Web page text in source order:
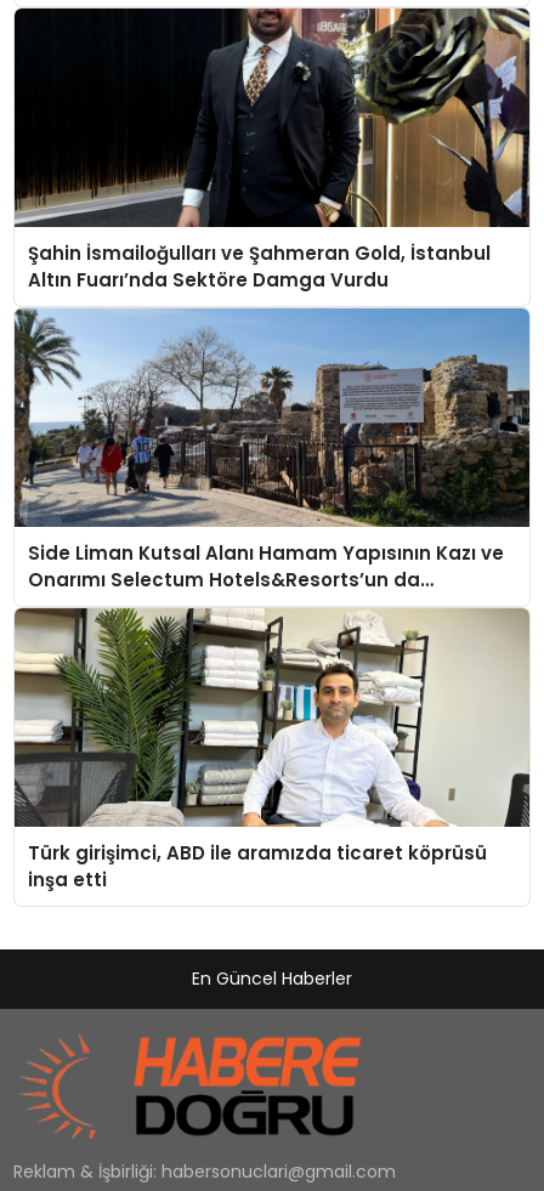
Şahin İsmailoğulları ve Şahmeran Gold, İstanbul
Altın Fuarı’nda Sektöre Damga Vurdu
Side Liman Kutsal Alanı Hamam Yapısının Kazı ve
Onarımı Selectum Hotels&Resorts’un da
Katkılarıyla Tamamlandı
Türk girişimci, ABD ile aramızda ticaret köprüsü
inşa etti
En Güncel Haberler
Reklam & İşbirliği: habersonuclari@gmail.com